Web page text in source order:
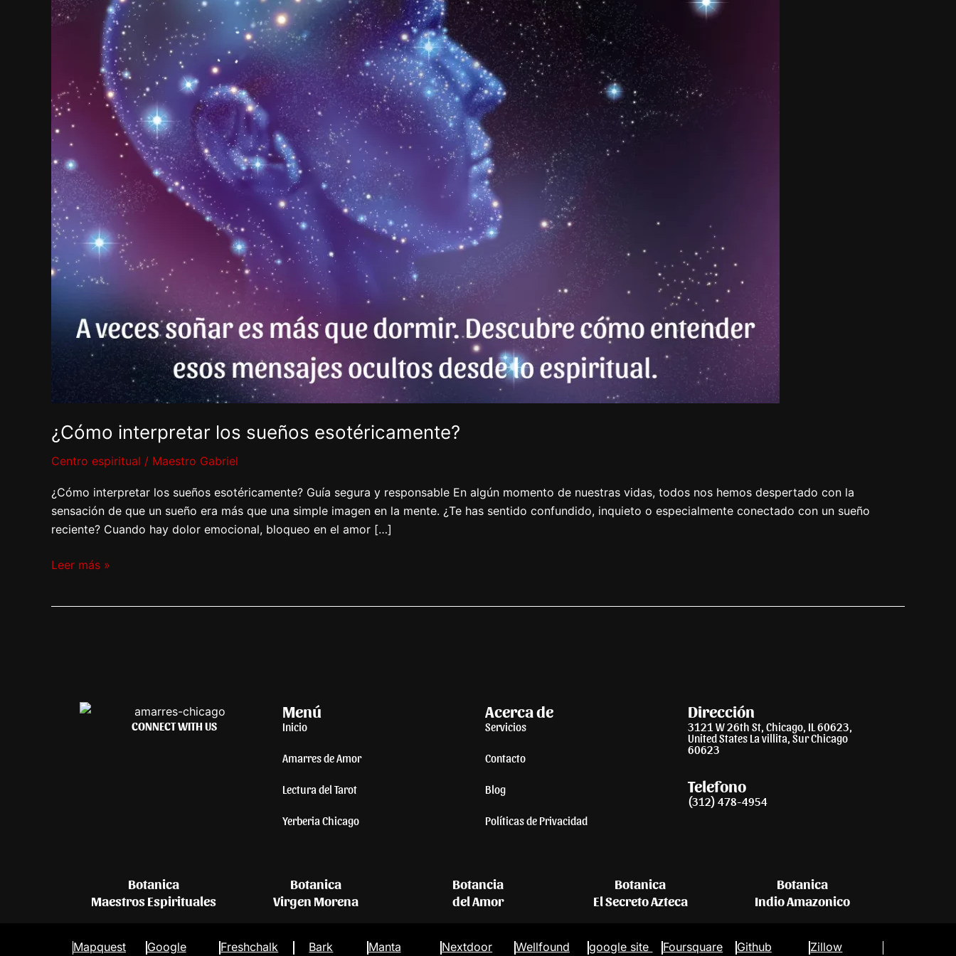
¿Cómo interpretar los sueños esotéricamente?
Centro espiritual / Maestro Gabriel
¿Cómo interpretar los sueños esotéricamente? Guía segura y responsable En algún momento de nuestras vidas, todos nos hemos despertado con la
sensación de que un sueño era más que una simple imagen en la mente. ¿Te has sentido confundido, inquieto o especialmente conectado con un sueño
reciente? Cuando hay dolor emocional, bloqueo en el amor […]
Leer más »
CONNECT WITH US
Menú
Inicio
Amarres de Amor
Lectura del Tarot
Yerberia Chicago
Acerca de
Servicios
Contacto
Blog
Políticas de Privacidad
Dirección
3121 W 26th St, Chicago, IL 60623,
United States La villita, Sur Chicago
60623
Telefono
(312) 478-4954
Botanica
Maestros Espirituales
Botanica
Virgen Morena
Botancia
del Amor
Botanica
El Secreto Azteca
Botanica
Indio Amazonico
Mapquest Google Freshchalk Bark Manta Nextdoor Wellfound google site Foursquare Github Zillow